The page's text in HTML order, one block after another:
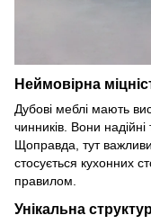
Неймовірна
Дубові меблі мають
чинників. Вони
Щоправда, тут
стосується кухонних
правилом.
Унікальна